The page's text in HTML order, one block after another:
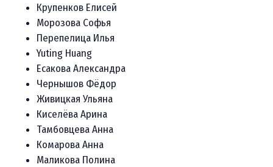
Крупенков Елисей
Морозова Софья
Перепелица Илья
Yuting Huang
Есакова Александра
Чернышов Фёдор
Живицкая Ульяна
Киселёва Арина
Тамбовцева Анна
Комарова Анна
Маликова Полина